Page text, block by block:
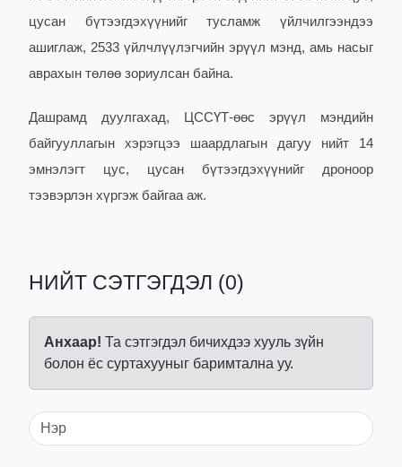
цусан бүтээгдэхүүнийг тусламж үйлчилгээндээ
ашиглаж, 2533 үйлчлүүлэгчийн эрүүл мэнд, амь насыг
аврахын төлөө зориулсан байна.
Дашрамд дуулгахад, ЦССҮТ-өөс эрүүл мэндийн
байгууллагын хэрэгцээ шаардлагын дагуу нийт 14
эмнэлэгт цус, цусан бүтээгдэхүүнийг дроноор
тээвэрлэн хүргэж байгаа аж.
НИЙТ СЭТГЭГДЭЛ (0)
Анхаар! Та сэтгэгдэл бичихдээ хууль зүйн
болон ёс суртахууныг баримтална уу.